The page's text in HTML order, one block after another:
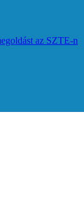
az SZTE-n